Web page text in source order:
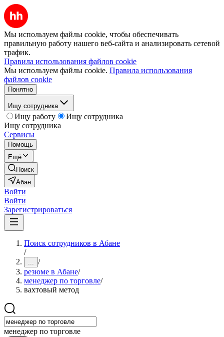
Мы используем файлы cookie, чтобы обеспечивать
правильную работу нашего веб-сайта и анализировать сетевой
трафик.
Правила использования файлов cookie
Мы используем файлы cookie. Правила использования
файлов cookie
Понятно
Ищу сотрудника
Ищу работу
Ищу сотрудника
Ищу сотрудника
Сервисы
Помощь
Ещё
Поиск
Абан
Войти
Войти
Зарегистрироваться
Поиск сотрудников в Абане
/
... /
резюме в Абане/
менеджер по торговле/
вахтовый метод
менеджер по торговле